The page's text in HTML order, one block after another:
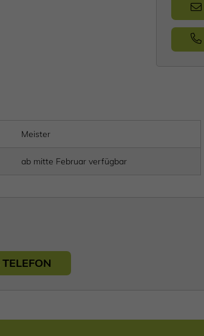
Meister
ab mitte Februar verfügbar
TELEFON